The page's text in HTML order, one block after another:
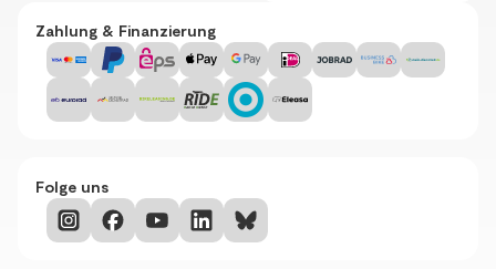
Zahlung & Finanzierung
Folge uns